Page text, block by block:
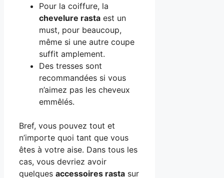
Pour la coiffure, la
chevelure rasta est un
must, pour beaucoup,
même si une autre coupe
suffit amplement.
Des tresses sont
recommandées si vous
n’aimez pas les cheveux
emmêlés.
Bref, vous pouvez tout et
n’importe quoi tant que vous
êtes à votre aise. Dans tous les
cas, vous devriez avoir
quelques accessoires rasta sur